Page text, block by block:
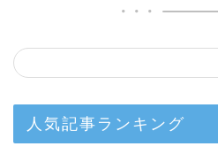
人気記事ランキング